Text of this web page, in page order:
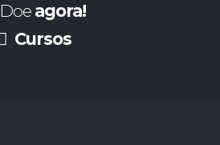
Doe agora!
Cursos